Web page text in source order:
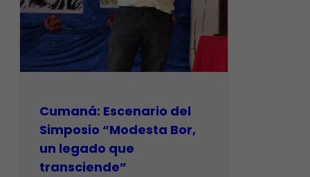
Cumaná: Escenario del
Simposio “Modesta Bor,
un legado que
transciende”